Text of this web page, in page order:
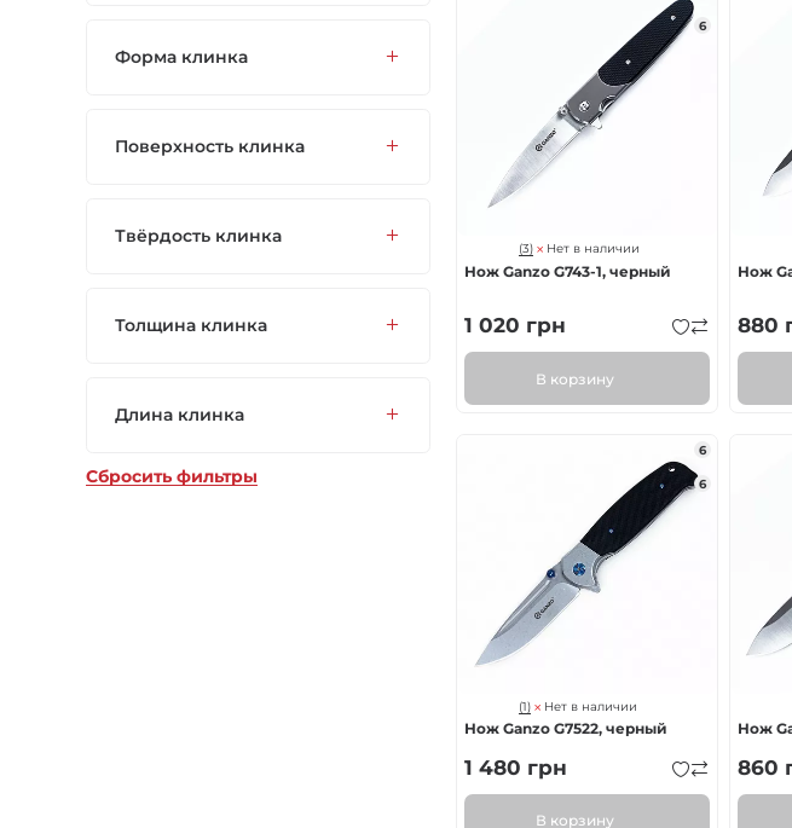
6
(3) Нет в наличии
Нож Ganzo G743-1, черный
1 020 грн
В корзину
Нож
880
6
6
(1) Нет в наличии
Нож Ganzo G7522, черный
1 480 грн
В корзину
Нож
860
Форма клинка
Поверхность клинка
Твёрдость клинка
Толщина клинка
Длина клинка
Сбросить фильтры